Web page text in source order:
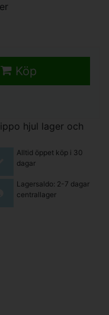
Köp
hjul lager och
Alltid öppet köp i 30
dagar
Lagersaldo: 2-7 dagar
centrallager